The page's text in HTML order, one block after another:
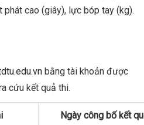
cao (giây), lực bóp tay (kg).
bằng tài khoản được
cứu kết quả thi.
Ngày công bố kết